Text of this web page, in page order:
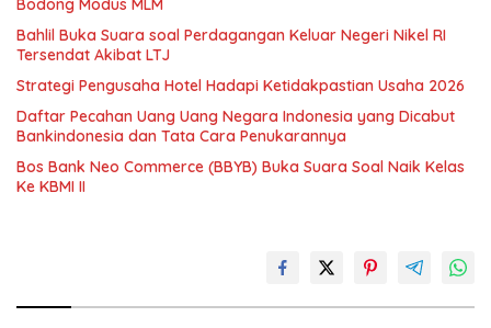
Bodong Modus MLM
Bahlil Buka Suara soal Perdagangan Keluar Negeri Nikel RI
Tersendat Akibat LTJ
Strategi Pengusaha Hotel Hadapi Ketidakpastian Usaha 2026
Daftar Pecahan Uang Uang Negara Indonesia yang Dicabut
Bankindonesia dan Tata Cara Penukarannya
Bos Bank Neo Commerce (BBYB) Buka Suara Soal Naik Kelas
Ke KBMI II